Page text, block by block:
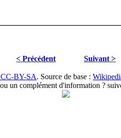
< Précédent Suivant >
CC-BY-SA. Source de base :
un complément d'information ?